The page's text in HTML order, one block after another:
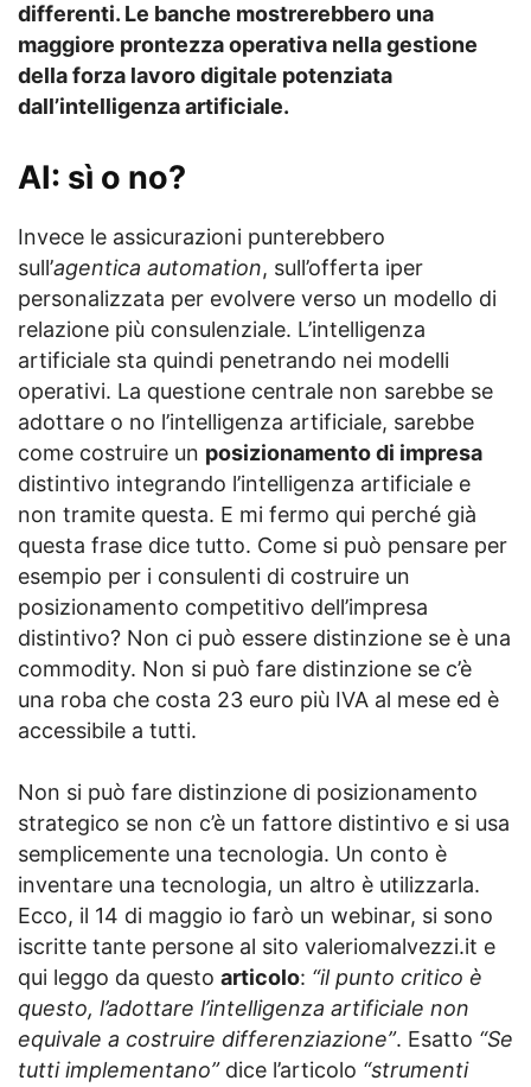
differenti. Le banche mostrerebbero una
maggiore prontezza operativa nella gestione
della forza lavoro digitale potenziata
dall’intelligenza artificiale.
AI: sì o no?
Invece le assicurazioni punterebbero
sull’agentica automation, sull’offerta iper
personalizzata per evolvere verso un modello di
relazione più consulenziale. L’intelligenza
artificiale sta quindi penetrando nei modelli
operativi. La questione centrale non sarebbe se
adottare o no l’intelligenza artificiale, sarebbe
come costruire un posizionamento di impresa
distintivo integrando l’intelligenza artificiale e
non tramite questa. E mi fermo qui perché già
questa frase dice tutto. Come si può pensare per
esempio per i consulenti di costruire un
posizionamento competitivo dell’impresa
distintivo? Non ci può essere distinzione se è una
commodity. Non si può fare distinzione se c’è
una roba che costa 23 euro più IVA al mese ed è
accessibile a tutti.
Non si può fare distinzione di posizionamento
strategico se non c’è un fattore distintivo e si usa
semplicemente una tecnologia. Un conto è
inventare una tecnologia, un altro è utilizzarla.
Ecco, il 14 di maggio io farò un webinar, si sono
iscritte tante persone al sito valeriomalvezzi.it e
qui leggo da questo articolo: “il punto critico è
questo, l’adottare l’intelligenza artificiale non
equivale a costruire differenziazione”. Esatto “Se
tutti implementano”dice l’articolo “strumenti